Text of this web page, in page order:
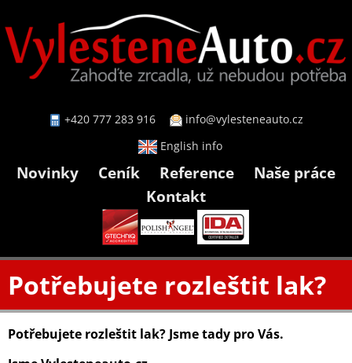
+420 777 283 916
info@vylesteneauto.cz
English info
Novinky Ceník Reference
Naše práce
Kontakt
Potřebujete rozleštit lak?
Potřebujete rozleštit lak? Jsme tady pro Vás.